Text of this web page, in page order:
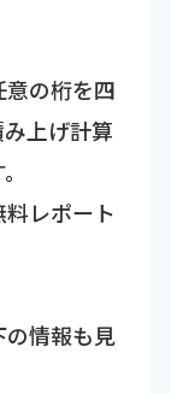
の桁を四
上げ計算
レポート
情報も見